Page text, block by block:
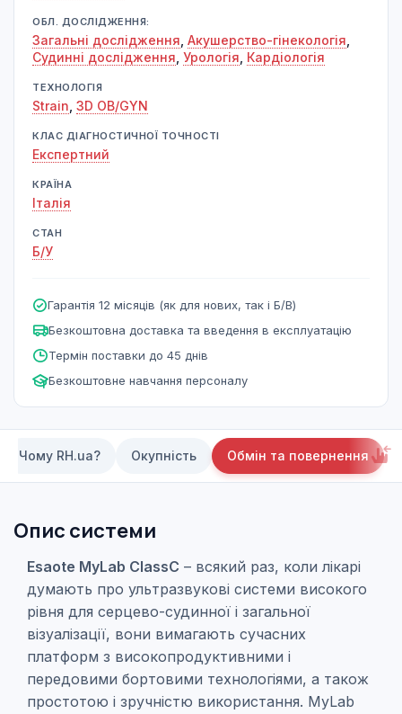
ОБЛ. ДОСЛІДЖЕННЯ:
Загальні дослідження Акушерство-гінекологія
Судинні дослідження Урологія Кардіологія
ТЕХНОЛОГІЯ
Strain 3D OB/GYN
КЛАС ДІАГНОСТИЧНОЇ ТОЧНОСТІ
Експертний
КРАЇНА
Італія
СТАН
Б/У
Гарантія 12 місяців (як для нових, так і Б/В)
Безкоштовна доставка та введення в експлуатацію
Термін поставки до 45 днів
Безкоштовне навчання персоналу
Чому RH.ua? Окупність Обмін та повернення
Опис системи
Esaote MyLab ClassC – всякий раз, коли лікарі
думають про ультразвукові системи високого
рівня для серцево-судинної і загальної
візуалізації, вони вимагають сучасних
платформ з високопродуктивними і
передовими бортовими технологіями, а також
простотою і зручністю використання. MyLab